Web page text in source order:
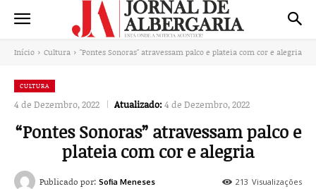
Início Cultura "Pontes Sonoras" atravessam palco e plateia com cor e alegria
CULTURA
4 de Dezembro, 2022 Atualizado:4 de Dezembro, 2022
“Pontes Sonoras” atravessam palco e
plateia com cor e alegria
213 Visualizações
Publicado por: Sofia Meneses